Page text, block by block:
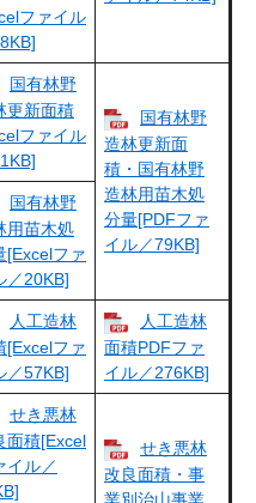
ファイル
国有林野
更新面積
ファイル
国有林野
造林更新面
積・国有林野
造林用苗木処
分量[PDFファ
イル／79KB]
国有林野
用苗木処
[Excelファ
／20KB]
人工造林
[Excelファ
／57KB]
人工造林
面積PDFファ
イル／276KB]
せき悪林
面積[Excel
イル／
せき悪林
改良面積・事
業別治山事業